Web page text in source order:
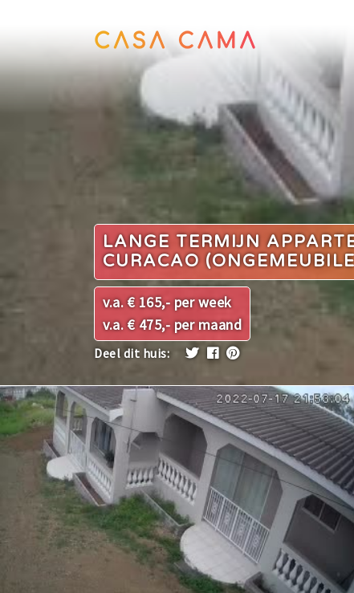
LANGE TERMIJN
CURACAO
v.a. € 165,- per week
v.a. € 475,- per maand
Deel dit huis: